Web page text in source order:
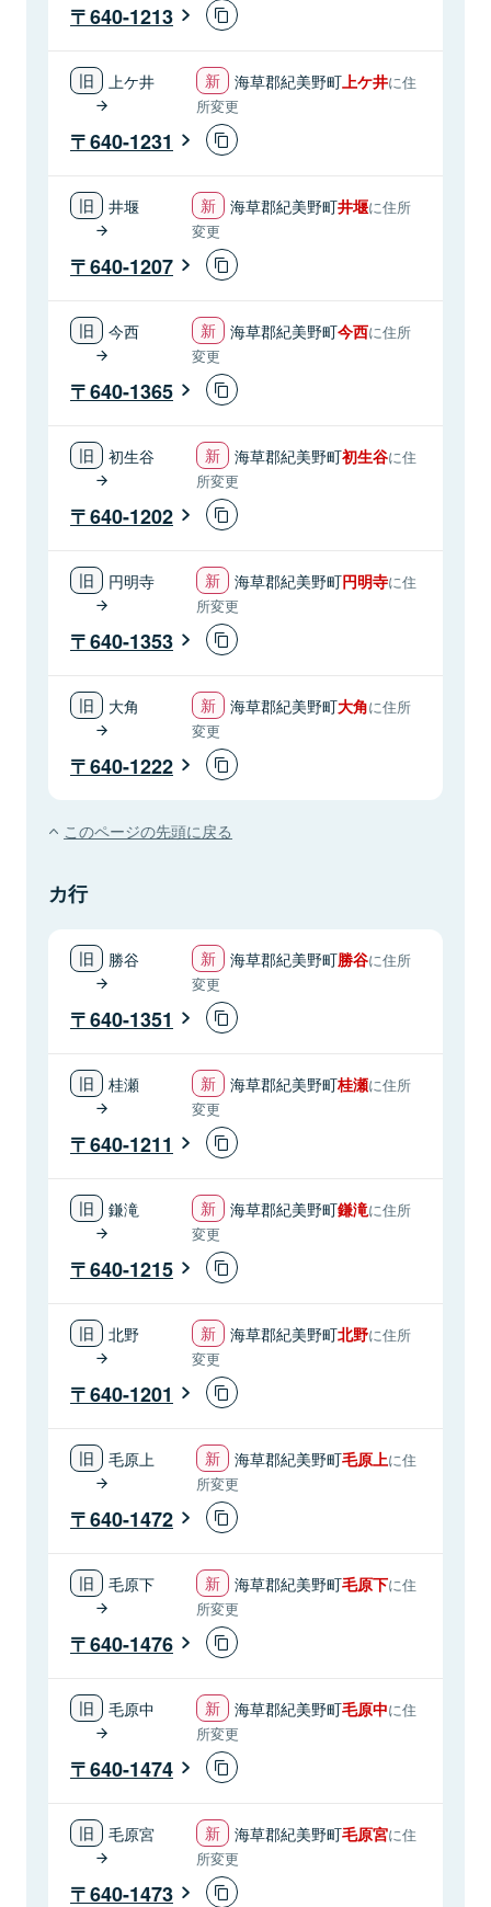
640-1213
上ケ井 海草郡紀美野町上ケ井に住
所変更
640-1231
井堰 海草郡紀美野町井堰に住所
変更
640-1207
今西 海草郡紀美野町今西に住所
変更
640-1365
初生谷 海草郡紀美野町初生谷に住
所変更
640-1202
円明寺 海草郡紀美野町円明寺に住
所変更
640-1353
大角 海草郡紀美野町大角に住所
変更
640-1222
このページの先頭に戻る
カ行
勝谷 海草郡紀美野町勝谷に住所
変更
640-1351
桂瀬 海草郡紀美野町桂瀬に住所
変更
640-1211
鎌滝 海草郡紀美野町鎌滝に住所
変更
640-1215
北野 海草郡紀美野町北野に住所
変更
640-1201
毛原上 海草郡紀美野町毛原上に住
所変更
640-1472
毛原下 海草郡紀美野町毛原下に住
所変更
640-1476
毛原中 海草郡紀美野町毛原中に住
所変更
640-1474
毛原宮 海草郡紀美野町毛原宮に住
所変更
640-1473